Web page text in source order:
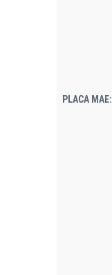
PLACA MAE: